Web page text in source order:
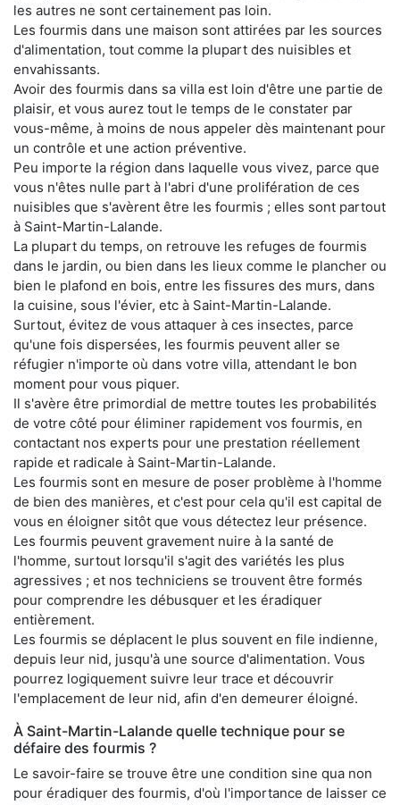
les autres ne sont certainement pas loin.
Les fourmis dans une maison sont attirées par les sources
d'alimentation, tout comme la plupart des nuisibles et
envahissants.
Avoir des fourmis dans sa villa est loin d'être une partie de
plaisir, et vous aurez tout le temps de le constater par
vous-même, à moins de nous appeler dès maintenant pour
un contrôle et une action préventive.
Peu importe la région dans laquelle vous vivez, parce que
vous n'êtes nulle part à l'abri d'une prolifération de ces
nuisibles que s'avèrent être les fourmis ; elles sont partout
à Saint-Martin-Lalande.
La plupart du temps, on retrouve les refuges de fourmis
dans le jardin, ou bien dans les lieux comme le plancher ou
bien le plafond en bois, entre les fissures des murs, dans
la cuisine, sous l'évier, etc à Saint-Martin-Lalande.
Surtout, évitez de vous attaquer à ces insectes, parce
qu'une fois dispersées, les fourmis peuvent aller se
réfugier n'importe où dans votre villa, attendant le bon
moment pour vous piquer.
Il s'avère être primordial de mettre toutes les probabilités
de votre côté pour éliminer rapidement vos fourmis, en
contactant nos experts pour une prestation réellement
rapide et radicale à Saint-Martin-Lalande.
Les fourmis sont en mesure de poser problème à l'homme
de bien des manières, et c'est pour cela qu'il est capital de
vous en éloigner sitôt que vous détectez leur présence.
Les fourmis peuvent gravement nuire à la santé de
l'homme, surtout lorsqu'il s'agit des variétés les plus
agressives ; et nos techniciens se trouvent être formés
pour comprendre les débusquer et les éradiquer
entièrement.
Les fourmis se déplacent le plus souvent en file indienne,
depuis leur nid, jusqu'à une source d'alimentation. Vous
pourrez logiquement suivre leur trace et découvrir
l'emplacement de leur nid, afin d'en demeurer éloigné.
À Saint-Martin-Lalande quelle technique pour se
défaire des fourmis ?
Le savoir-faire se trouve être une condition sine qua non
pour éradiquer des fourmis, d'où l'importance de laisser ce